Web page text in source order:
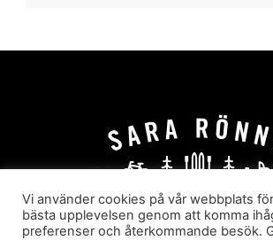
Vi använder cookies på vår webbplats
bästa upplevelsen genom att komma
preferenser och återkommande besök.